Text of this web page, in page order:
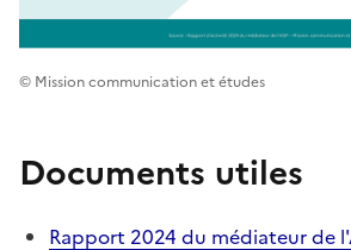
© Mission communication et études
Documents utiles
Rapport 2024 du médiateur de